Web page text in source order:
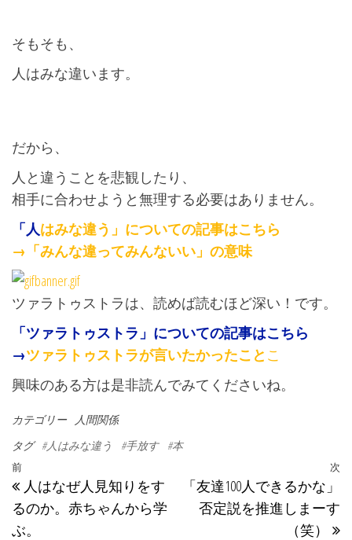
そもそも、
人はみな違います。
だから、
人と違うことを悲観したり、
相手に合わせようと無理する必要はありません。
「人はみな違う」についての記事はこちら
→「みんな違ってみんないい」の意味
ツァラトゥストラは、読めば読むほど深い！です。
「ツァラトゥストラ」についての記事はこちら
→ツァラトゥストラが言いたかったこと こ
興味のある方は是非読んでみてくださいね。
カテゴリー
人間関係
タグ #人はみな違う #手放す #本
投稿ナビゲーション
過去の投稿
前
人はなぜ人見知りをす
るのか。赤ちゃんから学
ぶ。
次
「友達100人できるかな」
否定説を推進しまーす
（笑）